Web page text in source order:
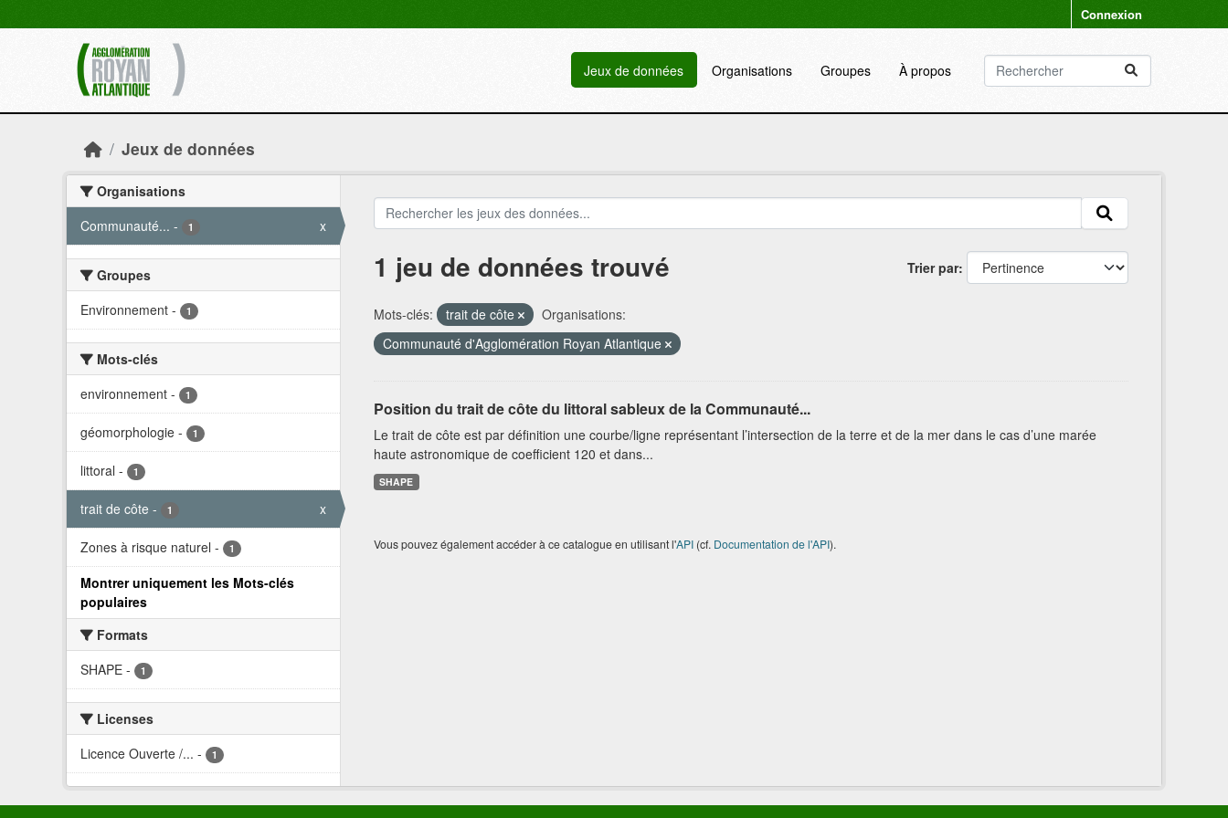
Connexion
Jeux de données Organisations Groupes À propos
Jeux de données
Organisations
Communauté... - 1 x
Groupes
Environnement - 1
Mots-clés
environnement - 1
géomorphologie - 1
littoral - 1
trait de côte - 1 x
Zones à risque naturel - 1
Montrer uniquement les Mots-clés
populaires
Formats
SHAPE - 1
Licenses
Licence Ouverte /... - 1
Trier par
1 jeu de données trouvé
Mots-clés: trait de côte
Organisations:
Communauté d'Agglomération Royan Atlantique
Position du trait de côte du littoral sableux de la Communauté...
Le trait de côte est par définition une courbe/ligne représentant l’intersection de la terre et de la mer dans le cas d’une marée
haute astronomique de coefficient 120 et dans...
SHAPE
Vous pouvez également accéder à ce catalogue en utilisant l'API(cf. Documentation de l'API).